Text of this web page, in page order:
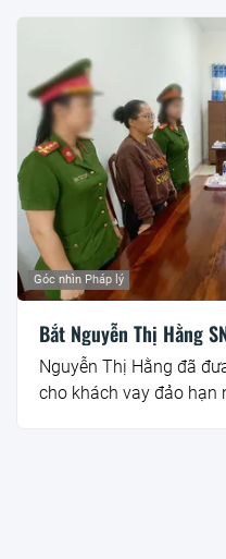
Góc nhìn Pháp lý
Bắt Nguyễn Thị Hằng
Nguyễn Thị Hằng đã
cho khách vay đảo hạn